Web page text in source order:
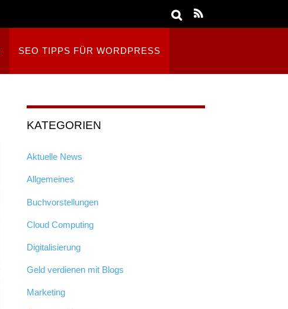
SEO TIPPS FÜR WORDPRESS
KATEGORIEN
Aktuelle News
Allgemeines
Buchvorstellungen
Cloud Computing
Digitalisierung
Geld verdienen mit Blogs
Marketing